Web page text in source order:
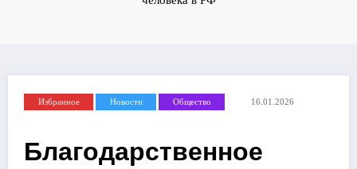
Избранное Новости Общество 16.01.2026
Благодарственное